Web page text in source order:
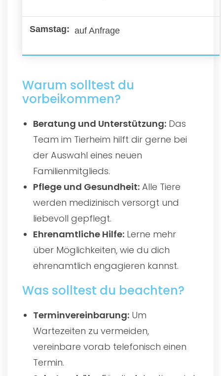
auf Anfrage
Warum solltest du
vorbeikommen?
Beratung und Unterstützung: Das
Team im Tierheim hilft dir gerne bei
der Auswahl eines neuen
Familienmitglieds.
Pflege und Gesundheit: Alle Tiere
werden medizinisch versorgt und
liebevoll gepflegt.
Ehrenamtliche Hilfe: Lerne mehr
über Möglichkeiten, wie du dich
ehrenamtlich engagieren kannst.
Was solltest du beachten?
Terminvereinbarung: Um
Wartezeiten zu vermeiden,
vereinbare vorab telefonisch einen
Termin.